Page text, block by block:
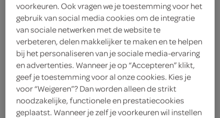
0.
99
400 Gram
Let op: aanbiedingen zijn niet zichtbaar bij de
producten, maar worden wél automatisch
verwerkt in de winkelmand.
voorkeuren. Ook vragen we je toestemming voor het
gebruik van social media cookies om de integratie
van sociale netwerken met de website te
verbeteren, delen makkelijker te maken en te helpen
bij het personaliseren van je sociale media-ervaring
en advertenties. Wanneer je op “Accepteren” klikt,
geef je toestemming voor al onze cookies. Kies je
voor “Weigeren”? Dan worden alleen de strikt
noodzakelijke, functionele en prestatiecookies
geplaatst. Wanneer je zelf je voorkeuren wil instellen